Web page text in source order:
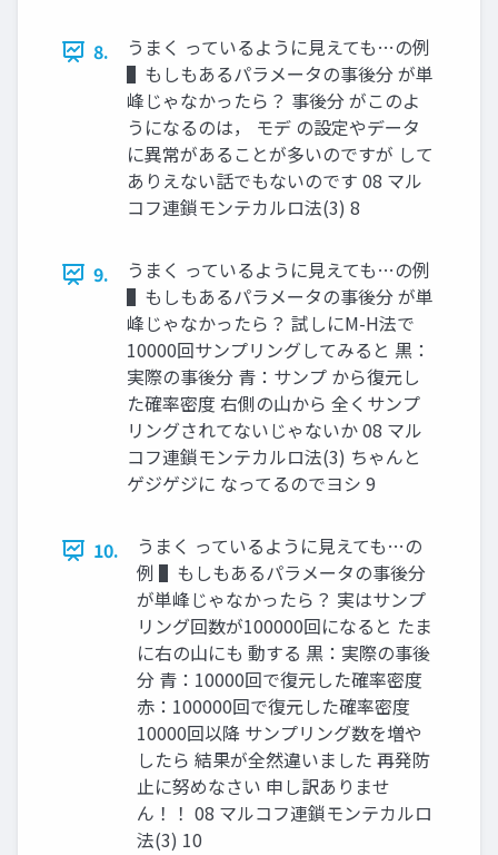
8.
うまく っているように見えても…の例
▌もしもあるパラメータの事後分 が単
峰じゃなかったら？ 事後分 がこのよ
うになるのは， モデ の設定やデータ
に異常があることが多いのですが して
ありえない話でもないのです 08 マル
コフ連鎖モンテカルロ法(3) 8
9.
うまく っているように見えても…の例
▌もしもあるパラメータの事後分 が単
峰じゃなかったら？ 試しにM-H法で
10000回サンプリングしてみると 黒：
実際の事後分 青：サンプ から復元し
た確率密度 右側の山から 全くサンプ
リングされてないじゃないか 08 マル
コフ連鎖モンテカルロ法(3) ちゃんと
ゲジゲジに なってるのでヨシ 9
10.
うまく っているように見えても…の
例 ▌もしもあるパラメータの事後分
が単峰じゃなかったら？ 実はサンプ
リング回数が100000回になると たま
に右の山にも 動する 黒：実際の事後
分 青：10000回で復元した確率密度
赤：100000回で復元した確率密度
10000回以降 サンプリング数を増や
したら 結果が全然違いました 再発防
止に努めなさい 申し訳ありませ
ん！！ 08 マルコフ連鎖モンテカルロ
法(3) 10